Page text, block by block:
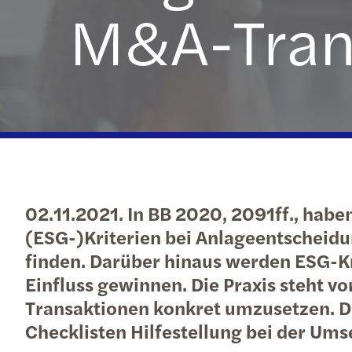
M&A-
02.11.2021. In BB 2020, 2091ff.,
(ESG-)Kriterien bei
finden. Darüber hinaus werden
Einfluss gewinnen. Die Praxis steht
Transaktionen konkret umzusetzen.
Checklisten Hilfestellung bei der